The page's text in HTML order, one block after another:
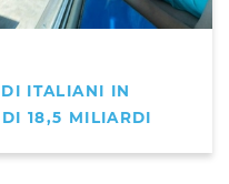
DI ITALIANI IN
18,5 MILIARDI